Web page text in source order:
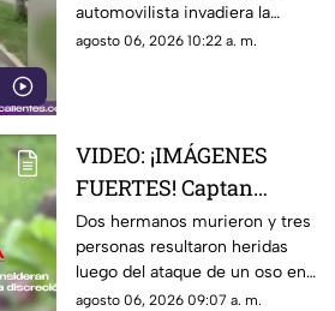
automovilista invadiera la
ciclovía al girar a la derecha sin
agosto 06, 2026 10:22 a. m.
VIDEO: ¡IMÁGENES
FUERTES! Captan
momento en el que dos
hermanos son
devorados por un oso
Dos hermanos murieron y tres
personas resultaron heridas
luego del ataque de un oso en
el distrito de Kanker en India;
agosto 06, 2026 09:07 a. m.